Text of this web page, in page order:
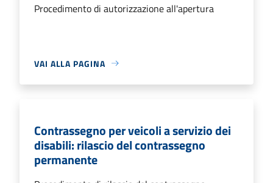
Procedimento di autorizzazione all'apertura
VAI ALLA PAGINA
Contrassegno per veicoli a servizio dei
disabili: rilascio del contrassegno
permanente